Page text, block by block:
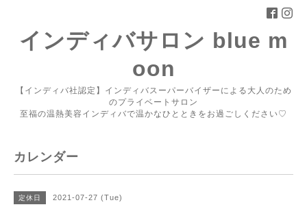
インディバサロン blue m
oon
【インディバ社認定】インディバスーパーバイザーによる大人のため
のプライベートサロン
至福の温熱美容インディバで温かなひとときをお過ごしください♡
カレンダー
定休日 2021-07-27 (Tue)